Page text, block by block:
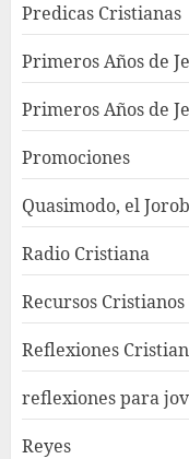
Predicas Cristianas
Primeros Años de
Primeros Años de
Promociones
Quasimodo, el
Radio Cristiana
Recursos
Reflexiones
reflexiones para
Reyes